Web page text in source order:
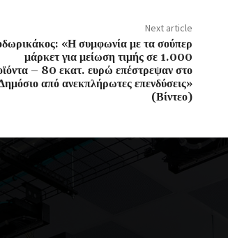
Next article
«Η συμφωνία με τα σούπερ
μάρκετ για μείωση τιμής σε 1.000
– 80 εκατ. ευρώ επέστρεψαν στο
από ανεκπλήρωτες επενδύσεις»
(Βίντεο)